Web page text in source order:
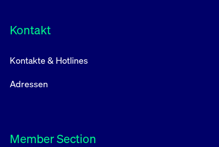
Kontakt
Kontakte & Hotlines
Adressen
Member Section